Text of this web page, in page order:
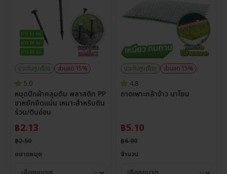
ประกันศูนย์ไทย
ส่วนลด 15%
5.0
หมุดปักผ้าคลุมดิน พลาสติก PP
ขาหยักยึดแน่น เหมาะสำหรับดิน
ร่วน/ดินอ่อน
฿2.13
฿2.50
ขนาดหมุด
ประกันศูนย์ไทย
ส่วนลด 15%
4.8
ถาดเพาะกล้าข้าว นาโยน
฿5.10
฿6.00
จำนวน